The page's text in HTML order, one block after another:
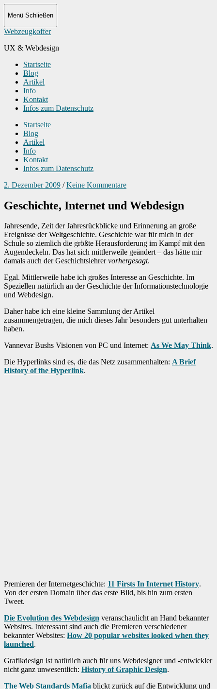
Menü Schließen
Webzeugkoffer
UX & Webdesign
Startseite
Blog
Artikel
Info
Kontakt
Infos zum Datenschutz
Startseite
Blog
Artikel
Info
Kontakt
Infos zum Datenschutz
2. Dezember 2009 / Keine Kommentare
Geschichte, Internet und Webdesign
Jahresende, Zeit der Jahresrückblicke und Erinnerung an große
Ereignisse der Weltgeschichte. Geschichte war für mich in der
Schule so ziemlich die größte Herausforderung im Kampf mit den
Augendeckeln. Das hat sich mittlerweile geändert – das hätte mir
damals auch der Geschichtslehrervorhergesagt.
Egal. Mittlerweile habe ich großes Interesse an Geschichte. Im
Speziellen natürlich an der Geschichte der Informationstechnologie
und Webdesign.
Daher habe ich eine kleine Sammlung der Artikel
zusammengetragen, die mich dieses Jahr besonders gut unterhalten
haben.
Vannevar Bushs Visionen von PC und Internet: As We May Think.
Die Hyperlinks sind es, die das Netz zusammenhalten: A Brief
History of the Hyperlink.
Premieren der Internetgeschichte: 11 Firsts In Internet History.
Von der ersten Domain über das erste Bild, bis hin zum ersten
Tweet.
Die Evolution des Webdesign veranschaulicht an Hand bekannter
Websites. Interessant sind auch die Premieren verschiedener
bekannter Websites: How 20 popular websites looked when they
launched.
Grafikdesign ist natürlich auch für uns Webdesigner und -entwickler
nicht ganz unwesentlich: History of Graphic Design.
The Web Standards Mafia blickt zurück auf die Entwicklung und